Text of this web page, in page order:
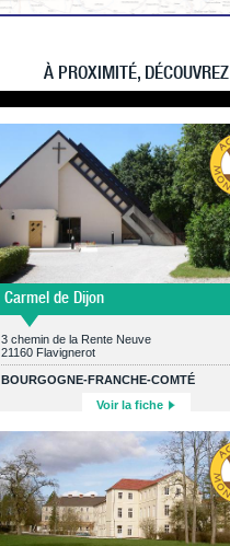
À PROXIMITÉ, DÉCOUVREZ
Carmel de Dijon
3 chemin de la Rente Neuve
21160 Flavignerot
BOURGOGNE-FRANCHE-COMTÉ
Voir la fiche